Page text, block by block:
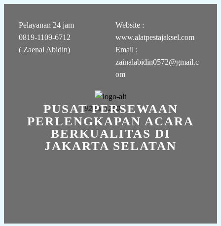
Pelayanan 24 jam
0819-1109-6712
( Zaenal Abidin)
Website :
www.alatpestajaksel.com
Email :
zainalabidin0572@gmail.c
om
PUSAT PERSEWAAN
PERLENGKAPAN ACARA
BERKUALITAS DI
JAKARTA SELATAN